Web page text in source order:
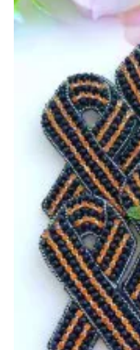
19
апреля